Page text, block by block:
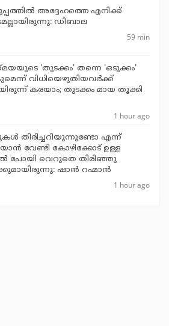
അദ്ദേഹത്തെ എനിക്ക്
ഡിബാല
59 min
'തുടക്കം' തന്നെ 'ഒടുക്കം'
വിധിയെഴുതിയവര്‍ക്ക്
കരയാം; തുടക്കം മായ തൂക്കി
1 hour ago
തിരിച്ചറിയുന്നുണ്ടോ എന്ന്
വേണ്ടി കോഴിക്കോട് ഉള്ള
പോയി വെറുതെ തിരിഞ്ഞു
ഷാൻ റഹ്മാൻ
1 hour ago